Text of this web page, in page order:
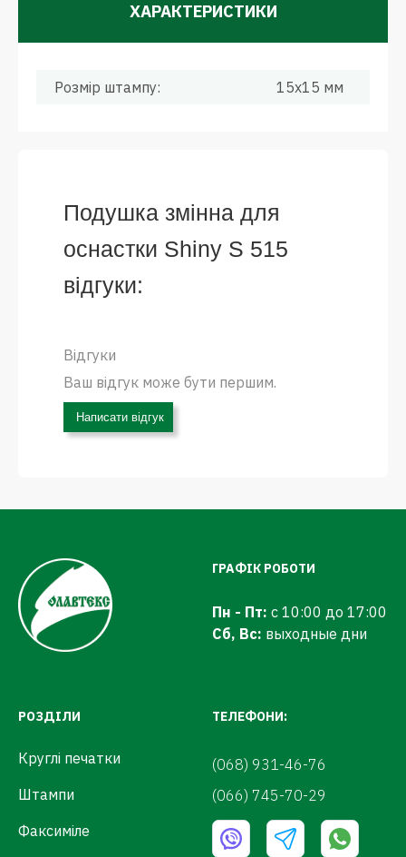
ХАРАКТЕРИСТИКИ
Розмір штампу: 15x15 мм
Подушка змінна для
оснастки Shiny S 515
відгуки:
Відгуки
Ваш відгук може бути першим.
Написати відгук
ГРАФІК РОБОТИ
Пн - Пт: с 10:00 до 17:00
Сб, Вс: выходные дни
РОЗДІЛИ
Круглі печатки
Штампи
Факсиміле
ТЕЛЕФОНИ:
(068) 931-46-76
(066) 745-70-29